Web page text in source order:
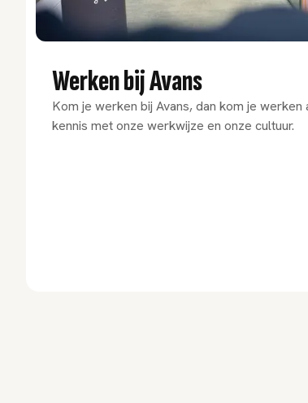
Werken bij Avans
Kom je werken bij Avans, dan kom je
kennis met onze werkwijze en onze cultuur.